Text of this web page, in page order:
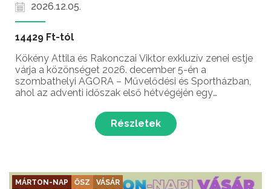
2026.12.05.
14429 Ft-tól
Kökény Attila és Rakonczai Viktor exkluzív zenei estje
várja a közönséget 2026. december 5-én a
szombathelyi AGORA – Művelődési és Sportházban,
ahol az adventi időszak első hétvégéjén egy
részesei lehetünk. A lenyűgöző torkú énekes és a
Részletek
MÁRTON-NAP ŐSZ VÁSÁR